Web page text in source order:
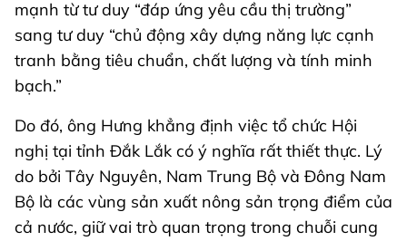
mạnh từ tư duy “đáp ứng yêu cầu thị trường”
sang tư duy “chủ động xây dựng năng lực cạnh
tranh bằng tiêu chuẩn, chất lượng và tính minh
bạch.”
Do đó, ông Hưng khẳng định việc tổ chức Hội
nghị tại tỉnh Đắk Lắk có ý nghĩa rất thiết thực. Lý
do bởi Tây Nguyên, Nam Trung Bộ và Đông Nam
Bộ là các vùng sản xuất nông sản trọng điểm của
cả nước, giữ vai trò quan trọng trong chuỗi cung